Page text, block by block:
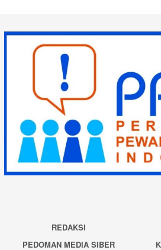
REDAKSI
PEDOMAN MEDIA SIBER